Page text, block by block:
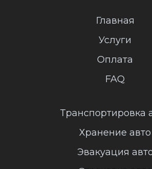
Главная
Услуги
Оплата
FAQ
Транспортировка
Хранение авто
Эвакуация